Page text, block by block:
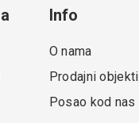
Info
O nama
Prodajni objekti
Posao kod nas